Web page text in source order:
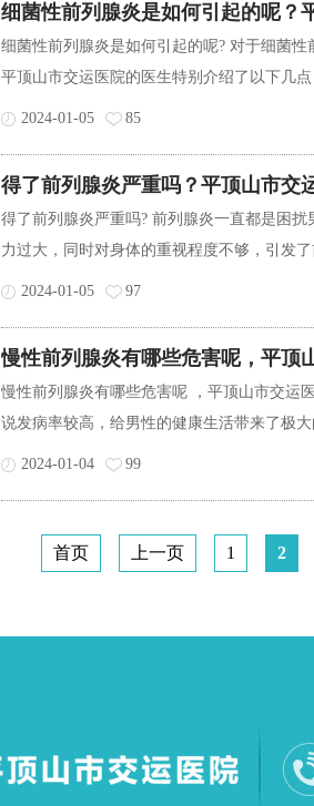
细菌性前列腺炎是如何引起的呢？
细菌性前列腺炎是如何引起的呢? 对于细菌
平顶山市交运医院的医生特别介绍了以下几
2024-01-05 85
得了前列腺炎严重吗？平顶山市交
得了前列腺炎严重吗? 前列腺炎一直都是困
力过大，同时对身体的重视程度不够，引发
2024-01-05 97
慢性前列腺炎有哪些危害呢，平顶
慢性前列腺炎有哪些危害呢 ，平顶山市交运
说发病率较高，给男性的健康生活带来了极
2024-01-04 99
首页 上一页 1 2